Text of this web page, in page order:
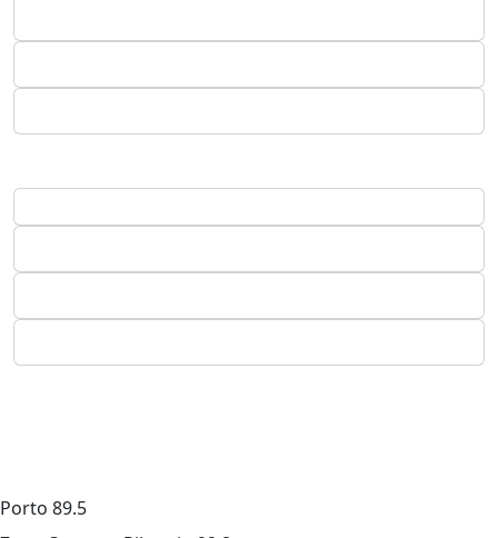
Porto 89.5